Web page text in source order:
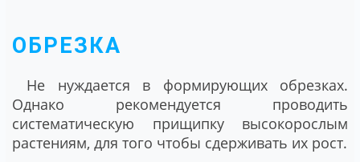
ОБРЕЗКА
Не нуждается в формирующих обрезках.
Однако рекомендуется проводить
систематическую прищипку высокорослым
растениям, для того чтобы сдерживать их рост.